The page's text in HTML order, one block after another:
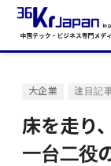
大企業 注目記
床を走り
一台二役